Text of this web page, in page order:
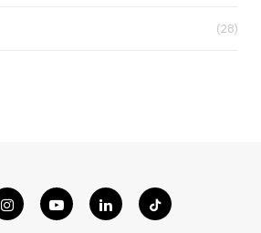
(28)